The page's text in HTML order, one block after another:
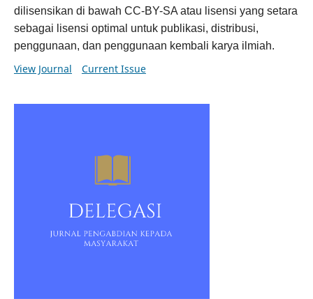
dilisensikan di bawah CC-BY-SA atau lisensi yang setara
sebagai lisensi optimal untuk publikasi, distribusi,
penggunaan, dan penggunaan kembali karya ilmiah.
View Journal Current Issue